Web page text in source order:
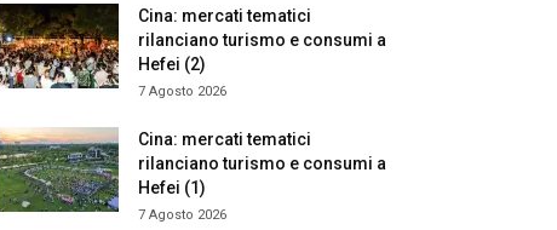
Cina: mercati tematici
rilanciano turismo e consumi a
Hefei (2)
7 Agosto 2026
Cina: mercati tematici
rilanciano turismo e consumi a
Hefei (1)
7 Agosto 2026